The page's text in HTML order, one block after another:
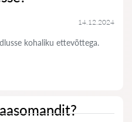
14.12.2024
kohaliku ettevõttega.